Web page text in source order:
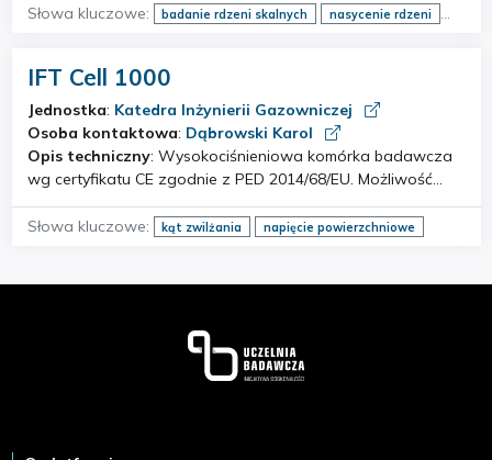
rentgenowskiego umożliwiającego użytkownikowi regulację
Słowa kluczowe: badanie rdzeni skalnych
nasycenie rdzeni
IFT Cell 1000
Jednostka: Katedra Inżynierii Gazowniczej
Osoba kontaktowa: Dąbrowski Karol
Opis techniczny: Wysokociśnieniowa komórka badawcza
wg certyfikatu CE zgodnie z PED 2014/68/EU. Możliwość
pomiaru dla ciśnień do 1000 bar i 200 °C. System obrotowy
dla kąta zwilżania - pomiar między cieczą, a skałą, próbka
Słowa kluczowe: kąt zwilżania napięcie powierzchniowe